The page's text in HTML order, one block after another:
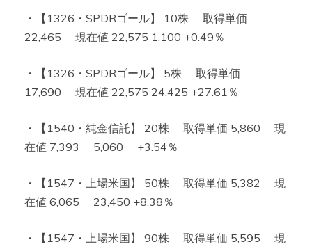
・【1326・SPDRゴール】 10株 取得単価
22,465 現在値 22,575 1,100 +0.49％
・【1326・SPDRゴール】 5株 取得単価
17,690 現在値 22,575 24,425 +27.61％
・【1540・純金信託】 20株 取得単価 5,860 現
在値 7,393 5,060 +3.54％
・【1547・上場米国】 50株 取得単価 5,382 現
在値 6,065 23,450 +8.38％
・【1547・上場米国】 90株 取得単価 5,595 現